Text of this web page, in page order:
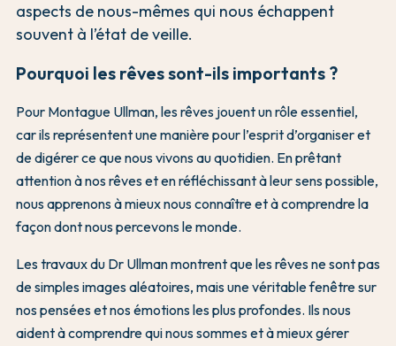
aspects de nous-mêmes qui nous échappent
souvent à l’état de veille.
Pourquoi les rêves sont-ils importants ?
Pour Montague Ullman, les rêves jouent un rôle essentiel,
car ils représentent une manière pour l’esprit d’organiser et
de digérer ce que nous vivons au quotidien. En prêtant
attention à nos rêves et en réfléchissant à leur sens possible,
nous apprenons à mieux nous connaître et à comprendre la
façon dont nous percevons le monde.
Les travaux du Dr Ullman montrent que les rêves ne sont pas
de simples images aléatoires, mais une véritable fenêtre sur
nos pensées et nos émotions les plus profondes. Ils nous
aident à comprendre qui nous sommes et à mieux gérer